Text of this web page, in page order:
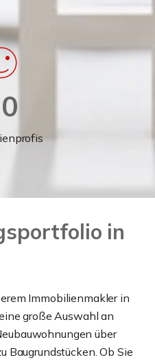
in
Immobilienmakler in
große Auswahl an
über
Baugrundstücken. Ob Sie